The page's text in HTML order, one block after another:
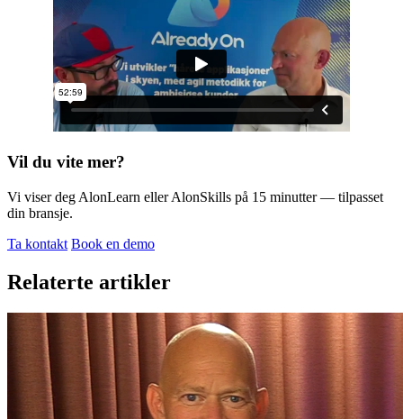
Vil du vite mer?
Vi viser deg AlonLearn eller AlonSkills på 15 minutter — tilpasset
din bransje.
Ta kontakt Book en demo
Relaterte artikler